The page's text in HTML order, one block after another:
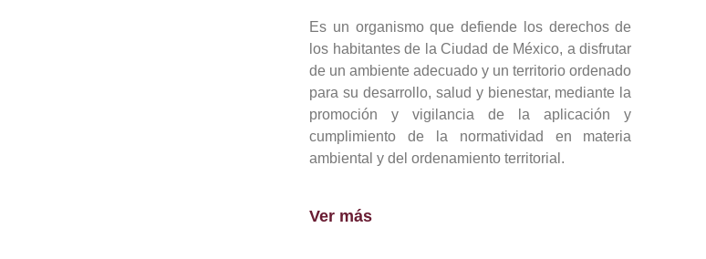
Es un organismo que defiende los derechos de
los habitantes de la Ciudad de México, a disfrutar
de un ambiente adecuado y un territorio ordenado
para su desarrollo, salud y bienestar, mediante la
promoción y vigilancia de la aplicación y
cumplimiento de la normatividad en materia
ambiental y del ordenamiento territorial.
Ver más